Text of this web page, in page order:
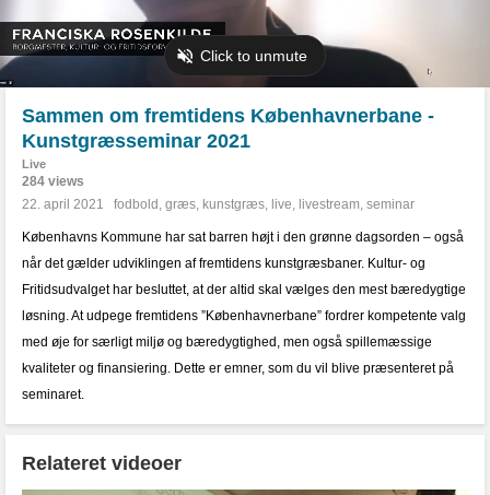
Sammen om fremtidens Københavnerbane -
Kunstgræsseminar 2021
Live
284 views
22. april 2021
fodbold , græs, kunstgræs, live, livestream, seminar
Københavns Kommune har sat barren højt i den grønne dagsorden – også
når det gælder udviklingen af fremtidens kunstgræsbaner. Kultur- og
Fritidsudvalget har besluttet, at der altid skal vælges den mest bæredygtige
løsning. At udpege fremtidens ”Københavnerbane” fordrer kompetente valg
med øje for særligt miljø og bæredygtighed, men også spillemæssige
kvaliteter og finansiering. Dette er emner, som du vil blive præsenteret på
seminaret.
Relateret videoer